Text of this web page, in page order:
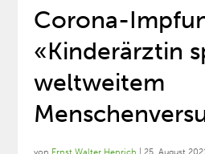
Corona-
«Kinderärztin
weltweitem